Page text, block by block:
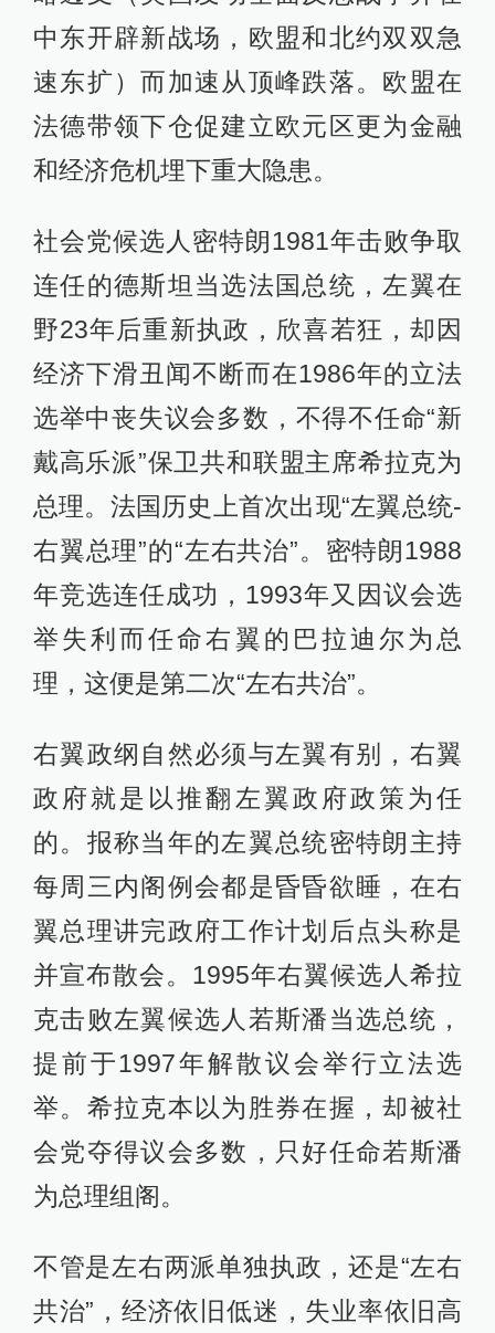
中东开辟新战场，欧盟和北约双双急
速东扩）而加速从顶峰跌落。欧盟在
法德带领下仓促建立欧元区更为金融
和经济危机埋下重大隐患。
社会党候选人密特朗1981年击败争取
连任的德斯坦当选法国总统，左翼在
野23年后重新执政，欣喜若狂，却因
经济下滑丑闻不断而在1986年的立法
选举中丧失议会多数，不得不任命“新
戴高乐派”保卫共和联盟主席希拉克为
总理。法国历史上首次出现“左翼总统-
右翼总理”的“左右共治”。密特朗1988
年竞选连任成功，1993年又因议会选
举失利而任命右翼的巴拉迪尔为总
理，这便是第二次“左右共治”。
右翼政纲自然必须与左翼有别，右翼
政府就是以推翻左翼政府政策为任
的。报称当年的左翼总统密特朗主持
每周三内阁例会都是昏昏欲睡，在右
翼总理讲完政府工作计划后点头称是
并宣布散会。1995年右翼候选人希拉
克击败左翼候选人若斯潘当选总统，
提前于1997年解散议会举行立法选
举。希拉克本以为胜券在握，却被社
会党夺得议会多数，只好任命若斯潘
为总理组阁。
不管是左右两派单独执政，还是“左右
共治”，经济依旧低迷，失业率依旧高